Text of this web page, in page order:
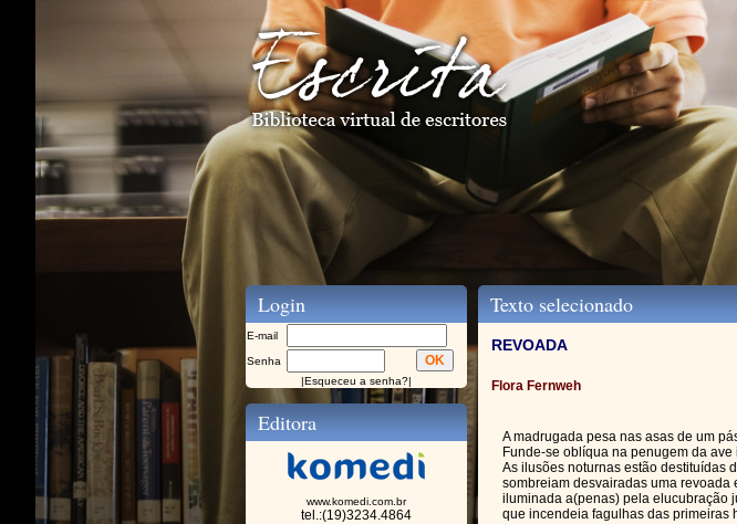
Login
E-mail
Senha
|Esqueceu a senha?|
Editora
www.komedi.com.br
tel.:(19)3234.4864
Texto selecionado
REVOADA
Flora Fernweh
A madrugada pesa nas asas de um
Funde-se oblíqua na penugem da ave
As ilusões noturnas estão destituídas
sombreiam desvairadas uma revoada
iluminada a(penas) pela elucubração
que incendeia fagulhas das primeiras